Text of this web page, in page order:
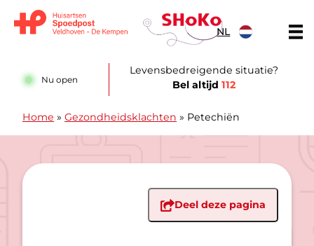
NL
Nu open
Levensbedreigende situatie?
Bel altijd112
Home » Gezondheidsklachten » Petechiën
Deel deze pagina